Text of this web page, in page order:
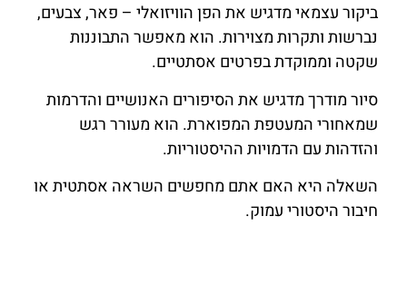
ביקור עצמאי מדגיש את הפן הוויזואלי – פאר, צבעים,
נברשות ותקרות מצוירות. הוא מאפשר התבוננות
שקטה וממוקדת בפרטים אסתטיים.
סיור מודרך מדגיש את הסיפורים האנושיים והדרמות
שמאחורי המעטפת המפוארת. הוא מעורר רגש
והזדהות עם הדמויות ההיסטוריות.
השאלה היא האם אתם מחפשים השראה אסתטית או
חיבור היסטורי עמוק.